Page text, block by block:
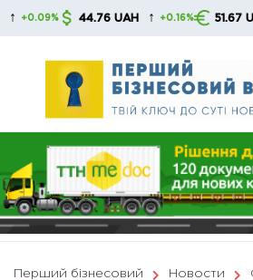
44.76 UAH ↑ +0.16% 51.67 UAH ↑
Перший бізнесовий Новости